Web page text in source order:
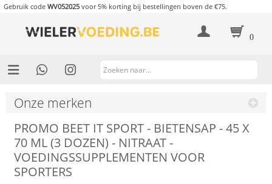
Gebruik code WV052025voor 5% korting bij bestellingen boven de €75.
0
Onze merken
PROMO BEET IT SPORT - BIETENSAP - 45 X
70 ML (3 DOZEN) - NITRAAT -
VOEDINGSSUPPLEMENTEN VOOR
SPORTERS